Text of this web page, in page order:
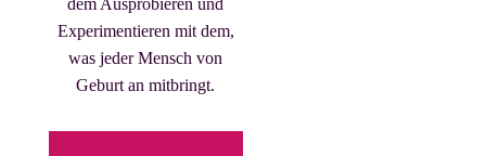
dem Ausprobieren und
Experimentieren mit dem,
was jeder Mensch von
Geburt an mitbringt.